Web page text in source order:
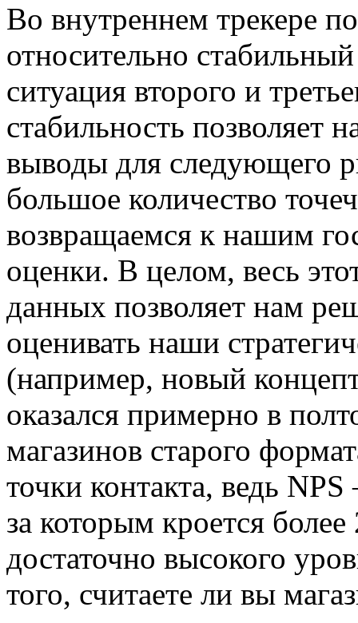
Во внутреннем трекере
относительно
ситуация второго и
стабильность позволяет
выводы для следующего
большое количество
возвращаемся к нашим
оценки. В целом, весь
данных позволяет нам
оценивать наши
(например, новый
оказался примерно в
магазинов старого
точки контакта, ведь
за которым кроется
достаточно высокого
того, считаете ли вы